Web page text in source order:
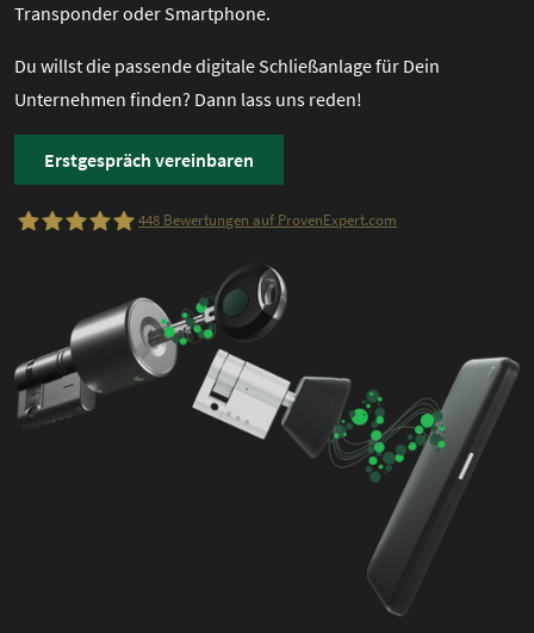
Transponder oder Smartphone.
Du willst die passende digitale Schließanlage für Dein
Unternehmen finden? Dann lass uns reden!
Erstgespräch vereinbaren
dP elektronik GmbH
448 Bewertungen auf ProvenExpert.com